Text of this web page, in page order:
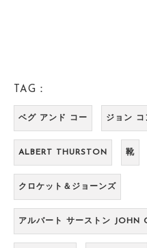
TAG：
ベグ アンド コー ジョン コ
ALBERT THURSTON 靴
クロケット＆ジョーンズ
アルバート サーストン JOHN